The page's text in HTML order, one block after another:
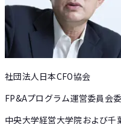
社団法人日本CFO協会
FP&Aプログラム運営委員会
中央大学経営大学院および